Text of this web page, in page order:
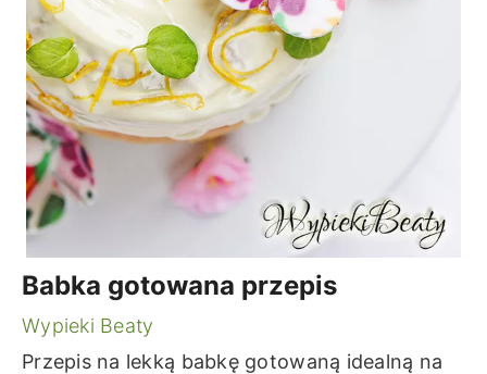
Babka gotowana przepis
Wypieki Beaty
Przepis na lekką babkę gotowaną idealną na